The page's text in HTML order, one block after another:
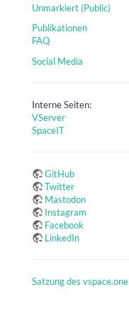
Unmarkiert (Public)
Publikationen
FAQ
Social Media
Interne Seiten:
VServer
SpaceIT
GitHub
Twitter
Mastodon
Instagram
Facebook
LinkedIn
Satzung des vspace.one